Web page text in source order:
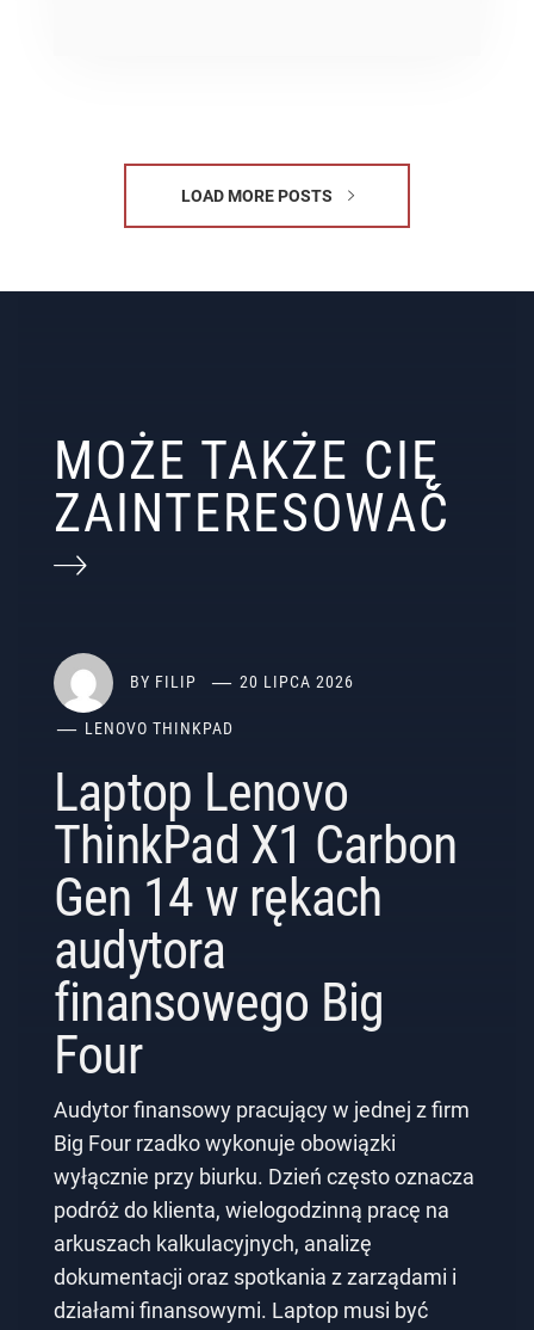
LOAD MORE POSTS
MOŻE TAKŻE CIĘ
ZAINTERESOWAĆ
BY FILIP 20 LIPCA 2026
LENOVO THINKPAD
Laptop Lenovo
ThinkPad X1 Carbon
Gen 14 w rękach
audytora
finansowego Big
Four
Audytor finansowy pracujący w jednej z firm
Big Four rzadko wykonuje obowiązki
wyłącznie przy biurku. Dzień często oznacza
podróż do klienta, wielogodzinną pracę na
arkuszach kalkulacyjnych, analizę
dokumentacji oraz spotkania z zarządami i
działami finansowymi. Laptop musi być